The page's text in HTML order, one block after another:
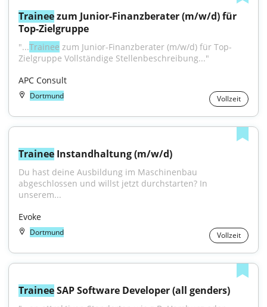
Trainee zum Junior-Finanzberater (m/w/d) für
Top-Zielgruppe
"...Trainee zum Junior-Finanzberater (m/w/d) für Top-
Zielgruppe Vollständige Stellenbeschreibung..."
APC Consult
Dortmund Vollzeit
Trainee Instandhaltung (m/w/d)
Du hast deine Ausbildung im Maschinenbau
abgeschlossen und willst jetzt durchstarten? In
unserem...
Evoke
Dortmund Vollzeit
Trainee SAP Software Developer (all genders)